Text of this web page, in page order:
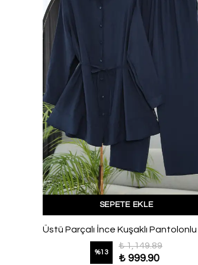
SEPETE EKLE
%13
₺ 1,149.89
₺ 999.90